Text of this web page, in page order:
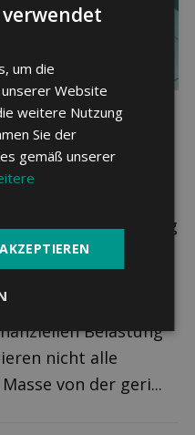
Noch bis zum
die meisten
mit einer Erhöhung
rechnen. Auch
zum Vorjahr
auch dies über das
Belastung
nicht alle
von der geri...
verwendet
um die
Website
weitere Nutzung
Sie der
gemäß unserer